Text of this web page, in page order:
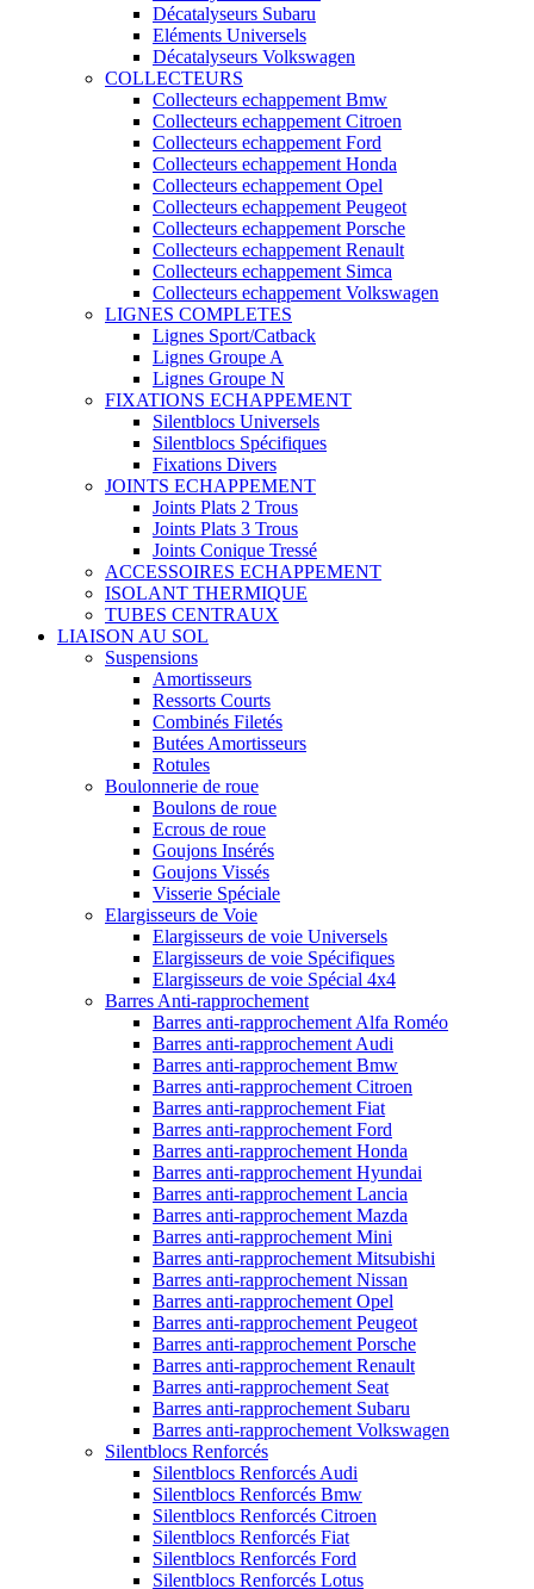
Décatalyseurs Subaru
Eléments Universels
Décatalyseurs Volkswagen
COLLECTEURS
Collecteurs echappement Bmw
Collecteurs echappement Citroen
Collecteurs echappement Ford
Collecteurs echappement Honda
Collecteurs echappement Opel
Collecteurs echappement Peugeot
Collecteurs echappement Porsche
Collecteurs echappement Renault
Collecteurs echappement Simca
Collecteurs echappement Volkswagen
LIGNES COMPLETES
Lignes Sport/Catback
Lignes Groupe A
Lignes Groupe N
FIXATIONS ECHAPPEMENT
Silentblocs Universels
Silentblocs Spécifiques
Fixations Divers
JOINTS ECHAPPEMENT
Joints Plats 2 Trous
Joints Plats 3 Trous
Joints Conique Tressé
ACCESSOIRES ECHAPPEMENT
ISOLANT THERMIQUE
TUBES CENTRAUX
LIAISON AU SOL
Suspensions
Amortisseurs
Ressorts Courts
Combinés Filetés
Butées Amortisseurs
Rotules
Boulonnerie de roue
Boulons de roue
Ecrous de roue
Goujons Insérés
Goujons Vissés
Visserie Spéciale
Elargisseurs de Voie
Elargisseurs de voie Universels
Elargisseurs de voie Spécifiques
Elargisseurs de voie Spécial 4x4
Barres Anti-rapprochement
Barres anti-rapprochement Alfa Roméo
Barres anti-rapprochement Audi
Barres anti-rapprochement Bmw
Barres anti-rapprochement Citroen
Barres anti-rapprochement Fiat
Barres anti-rapprochement Ford
Barres anti-rapprochement Honda
Barres anti-rapprochement Hyundai
Barres anti-rapprochement Lancia
Barres anti-rapprochement Mazda
Barres anti-rapprochement Mini
Barres anti-rapprochement Mitsubishi
Barres anti-rapprochement Nissan
Barres anti-rapprochement Opel
Barres anti-rapprochement Peugeot
Barres anti-rapprochement Porsche
Barres anti-rapprochement Renault
Barres anti-rapprochement Seat
Barres anti-rapprochement Subaru
Barres anti-rapprochement Volkswagen
Silentblocs Renforcés
Silentblocs Renforcés Audi
Silentblocs Renforcés Bmw
Silentblocs Renforcés Citroen
Silentblocs Renforcés Fiat
Silentblocs Renforcés Ford
Silentblocs Renforcés Lotus